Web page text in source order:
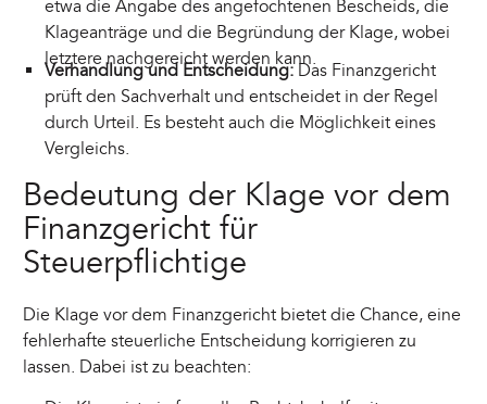
etwa die Angabe des angefochtenen Bescheids, die
Klageanträge und die Begründung der Klage, wobei
letztere nachgereicht werden kann.
Verhandlung und Entscheidung:Das Finanzgericht
prüft den Sachverhalt und entscheidet in der Regel
durch Urteil. Es besteht auch die Möglichkeit eines
Vergleichs.
Bedeutung der Klage vor dem
Finanzgericht für
Steuerpflichtige
Die Klage vor dem Finanzgericht bietet die Chance, eine
fehlerhafte steuerliche Entscheidung korrigieren zu
lassen. Dabei ist zu beachten: